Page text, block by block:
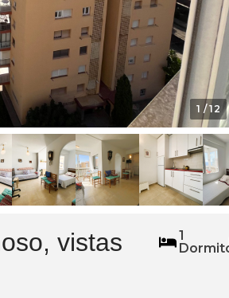
1 / 12
vistas
1